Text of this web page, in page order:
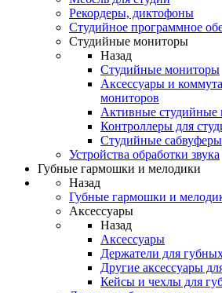
Рекордеры, диктофоны
Студийное программное
Студийные мониторы
Назад
Студийные мониторы
Аксессуары и
мониторов
Активные студийные
Контроллеры для
Студийные сабвуферы
Устройства обработки звука
Губные гармошки и мелодики
Назад
Губные гармошки и
Аксессуары
Назад
Аксессуары
Держатели для
Другие аксессуары
Кейсы и чехлы для